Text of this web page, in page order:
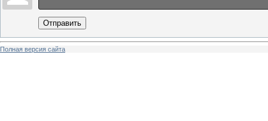
Отправить
Полная версия сайта